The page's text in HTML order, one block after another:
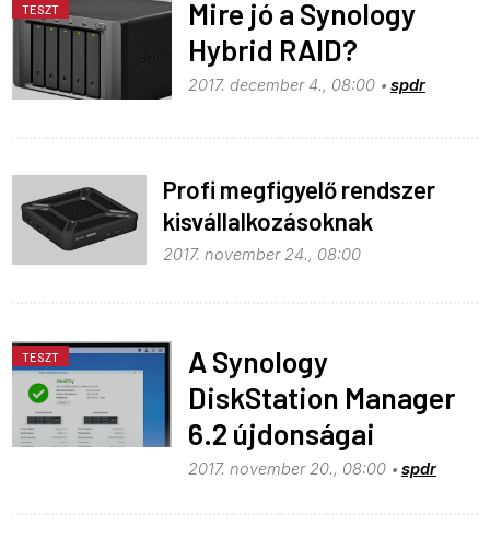
TESZT
Mire jó a Synology
Hybrid RAID?
2017. december 4., 08:00 spdr
Profi megfigyelő rendszer
kisvállalkozásoknak
2017. november 24., 08:00
TESZT
A Synology
DiskStation Manager
6.2 újdonságai
2017. november 20., 08:00 spdr